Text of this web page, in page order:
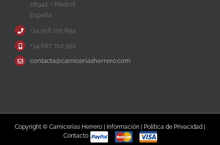
28942 – Madrid
España
+34 916 155 894
+34 687 710 592
contacta@carniceriasherrero.com
Copyright © Carnicerías Herrero | Información | Política de Privacidad |
Contacto